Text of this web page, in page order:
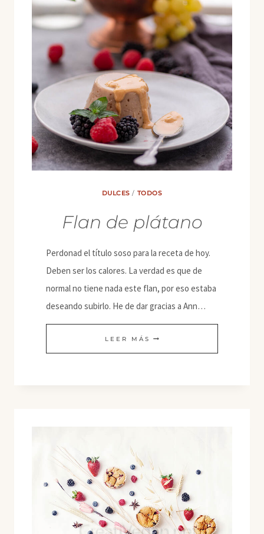
DULCES / TODOS
Flan de plátano
Perdonad el título soso para la receta de hoy.
Deben ser los calores. La verdad es que de
normal no tiene nada este flan, por eso estaba
deseando subirlo. He de dar gracias a Ann…
LEER MÁS FLAN
DE